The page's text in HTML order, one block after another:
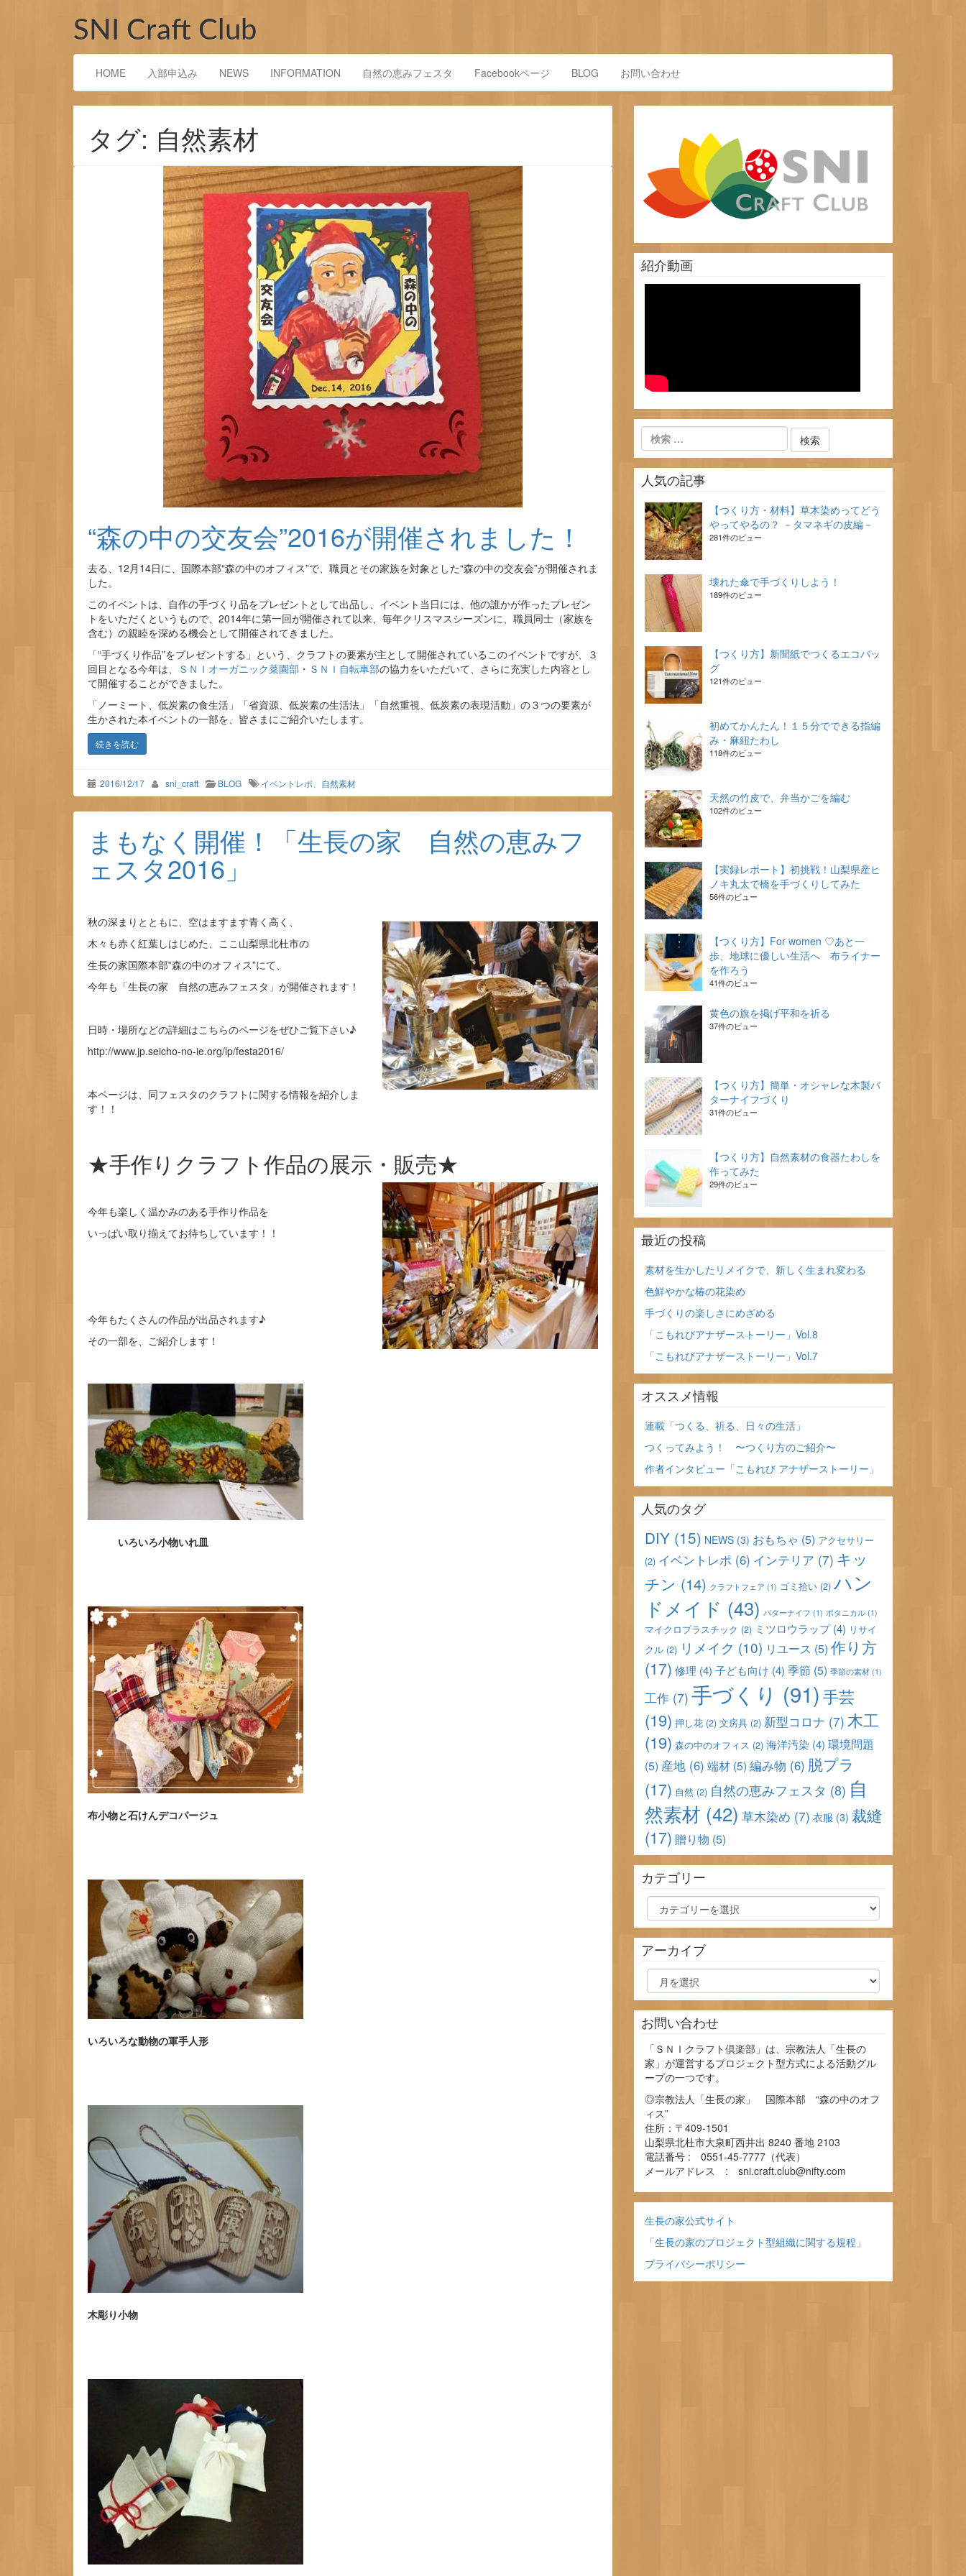
SNI Craft Club
HOME 入部申込み NEWS INFORMATION 自然の恵みフェスタ Facebookページ BLOG お問い合わせ
タグ: 自然素材
“森の中の交友会”2016が開催されました！
去る、12月14日に、国際本部“森の中のオフィス”で、職員とその家族を対象とした“森の中の交友会”が開催されま
した。
このイベントは、自作の手づくり品をプレゼントとして出品し、イベント当日には、他の誰かが作ったプレゼン
トをいただくというもので、2014年に第一回が開催されて以来、毎年クリスマスシーズンに、職員同士（家族を
含む）の親睦を深める機会として開催されてきました。
「“手づくり作品”をプレゼントする」という、クラフトの要素が主として開催されているこのイベントですが、３
回目となる今年は、
ＳＮＩオーガニック菜園部 ・ ＳＮＩ自転車部の協力をいただいて、さらに充実した内容とし
て開催することができました。
「ノーミート、低炭素の食生活」「省資源、低炭素の生活法」「自然重視、低炭素の表現活動」の３つの要素が
生かされた本イベントの一部を、皆さまにご紹介いたします。
続きを読む
2016/12/17 sni_craft BLOG イベントレポ 自然素材
まもなく開催！「生長の家 自然の恵みフ
ェスタ2016」
秋の深まりとともに、空はますます青く高く、
木々も赤く紅葉しはじめた、ここ山梨県北杜市の
生長の家国際本部‟森の中のオフィス”にて、
今年も「生長の家 自然の恵みフェスタ」が開催されます！
日時・場所などの詳細はこちらのページをぜひご覧下さい♪
http://www.jp.seicho-no-ie.org/lp/festa2016/
本ページは、同フェスタのクラフトに関する情報を紹介しま
す！！
★手作りクラフト作品の展示・販売★
今年も楽しく温かみのある手作り作品を
いっぱい取り揃えてお待ちしています！！
今年もたくさんの作品が出品されます♪
その一部を、ご紹介します！
いろいろ小物いれ皿
布小物と石けんデコパージュ
いろいろな動物の軍手人形
木彫り小物
紹介動画
人気の記事
【つくり方・材料】草木染めってどう
やってやるの？ －タマネギの皮編－
281件のビュー
壊れた傘で手づくりしよう！
189件のビュー
【つくり方】新聞紙でつくるエコバッ
グ
121件のビュー
初めてかんたん！１５分でできる指編
み・麻紐たわし
118件のビュー
天然の竹皮で、弁当かごを編む
102件のビュー
【実録レポート】初挑戦！山梨県産ヒ
ノキ丸太で橋を手づくりしてみた
56件のビュー
【つくり方】For women ♡あと一
歩、地球に優しい生活へ 布ライナー
を作ろう
41件のビュー
黄色の旗を掲げ平和を祈る
37件のビュー
【つくり方】簡単・オシャレな木製バ
ターナイフづくり
31件のビュー
【つくり方】自然素材の食器たわしを
作ってみた
29件のビュー
最近の投稿
素材を生かしたリメイクで、新しく生まれ変わる
色鮮やかな椿の花染め
手づくりの楽しさにめざめる
「こもれびアナザーストーリー」Vol.8
「こもれびアナザーストーリー」Vol.7
オススメ情報
連載「つくる、祈る、日々の生活」
つくってみよう！ 〜つくり方のご紹介〜
作者インタビュー「こもれび アナザーストーリー」
人気のタグ
DIY (15) NEWS (3) おもちゃ (5) アクセサリー
(2) イベントレポ (6) インテリア (7) キッ
チン (14) クラフトフェア (1) ゴミ拾い (2) ハン
ドメイド (43) バターナイフ (1) ボタニカル (1)
マイクロプラスチック (2) ミツロウラップ(4) リサイ
クル (2) リメイク (10) リユース (5) 作り方
(17) 修理 (4) 子ども向け (4) 季節 (5) 季節の素材 (1)
工作 (7) 手づくり (91)手芸
(19) 押し花 (2) 文房具 (2) 新型コロナ (7) 木工
(19) 森の中のオフィス (2) 海洋汚染 (4) 環境問題
(5) 産地 (6) 端材 (5) 編み物 (6) 脱プラ
(17) 自然 (2) 自然の恵みフェスタ (8) 自
然素材 (42) 草木染め (7) 衣服 (3) 裁縫
(17) 贈り物 (5)
カテゴリー
ゴ
リアーカイブ
イ
ブお問い合わせ
「ＳＮＩクラフト倶楽部」は、宗教法人「生長の
家」が運営するプロジェクト型方式による活動グル
ープの一つです。
◎宗教法人「生長の家」 国際本部 “森の中のオフ
ィス”
住所：〒409-1501
山梨県北杜市大泉町西井出 8240 番地 2103
電話番号 : 0551-45-7777（代表）
メールアドレス : sni.craft.club@nifty.com
生長の家公式サイト
「生長の家のプロジェクト型組織に関する規程」
プライバシーポリシー